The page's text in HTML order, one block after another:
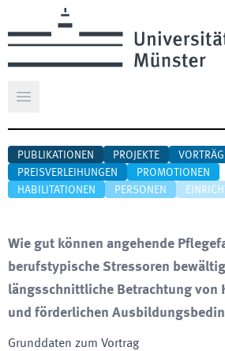
Hauptmenü öffnen
PUBLIKATIONEN PROJEKTE
PREISVERLEIHUNGEN
PROMOTIONEN
HABILITATIONEN
PERSONEN
Wie gut können angehende
berufstypische Stressoren
längsschnittliche Betrachtung von
und förderlichen
Grunddaten zum Vortrag